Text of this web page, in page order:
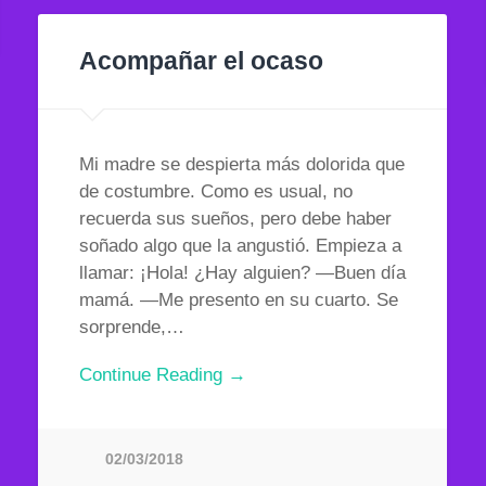
Acompañar el ocaso
Mi madre se despierta más dolorida que
de costumbre. Como es usual, no
recuerda sus sueños, pero debe haber
soñado algo que la angustió. Empieza a
llamar: ¡Hola! ¿Hay alguien? —Buen día
mamá. —Me presento en su cuarto. Se
sorprende,…
Continue Reading →
02/03/2018